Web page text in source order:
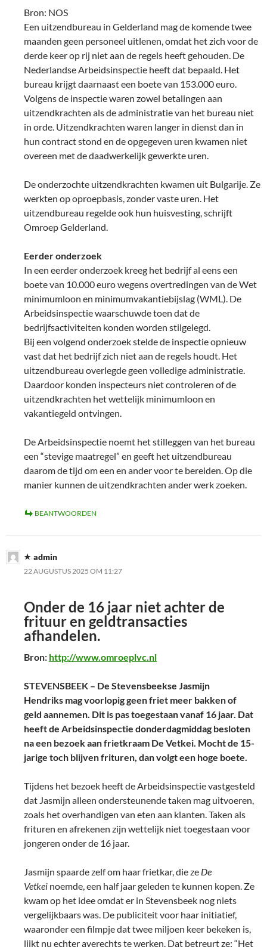
Bron: NOS
Een uitzendbureau in Gelderland mag de komende twee
maanden geen personeel uitlenen, omdat het zich voor de
derde keer op rij niet aan de regels heeft gehouden. De
Nederlandse Arbeidsinspectie heeft dat bepaald. Het
bureau krijgt daarnaast een boete van 153.000 euro.
Volgens de inspectie waren zowel betalingen aan
uitzendkrachten als de administratie van het bureau niet
in orde. Uitzendkrachten waren langer in dienst dan in
hun contract stond en de opgegeven uren kwamen niet
overeen met de daadwerkelijk gewerkte uren.
De onderzochte uitzendkrachten kwamen uit Bulgarije. Ze
werkten op oproepbasis, zonder vaste uren. Het
uitzendbureau regelde ook hun huisvesting, schrijft
Omroep Gelderland.
Eerder onderzoek
In een eerder onderzoek kreeg het bedrijf al eens een
boete van 10.000 euro wegens overtredingen van de Wet
minimumloon en minimumvakantiebijslag (WML). De
Arbeidsinspectie waarschuwde toen dat de
bedrijfsactiviteiten konden worden stilgelegd.
Bij een volgend onderzoek stelde de inspectie opnieuw
vast dat het bedrijf zich niet aan de regels houdt. Het
uitzendbureau overlegde geen volledige administratie.
Daardoor konden inspecteurs niet controleren of de
uitzendkrachten het wettelijk minimumloon en
vakantiegeld ontvingen.
De Arbeidsinspectie noemt het stilleggen van het bureau
een “stevige maatregel” en geeft het uitzendbureau
daarom de tijd om een en ander voor te bereiden. Op die
manier kunnen de uitzendkrachten ander werk zoeken.
BEANTWOORDEN
admin
22 AUGUSTUS 2025 OM 11:27
Onder de 16 jaar niet achter de
frituur en geldtransacties
afhandelen.
Bron: http://www.omroeplvc.nl
STEVENSBEEK – De Stevensbeekse Jasmijn
Hendriks mag voorlopig geen friet meer bakken of
geld aannemen. Dit is pas toegestaan vanaf 16 jaar. Dat
heeft de Arbeidsinspectie donderdagmiddag besloten
na een bezoek aan frietkraam De Vetkei. Mocht de 15-
jarige toch blijven frituren, dan volgt een hoge boete.
Tijdens het bezoek heeft de Arbeidsinspectie vastgesteld
dat Jasmijn alleen ondersteunende taken mag uitvoeren,
zoals het overhandigen van eten aan klanten. Taken als
frituren en afrekenen zijn wettelijk niet toegestaan voor
jongeren onder de 16 jaar.
Jasmijn spaarde zelf om haar frietkar, die ze De
Vetkei noemde, een half jaar geleden te kunnen kopen. Ze
kwam op het idee omdat er in Stevensbeek nog niets
vergelijkbaars was. De publiciteit voor haar initiatief,
waaronder een filmpje dat twee miljoen keer bekeken is,
lijkt nu echter averechts te werken. Dat betreurt ze: “Het